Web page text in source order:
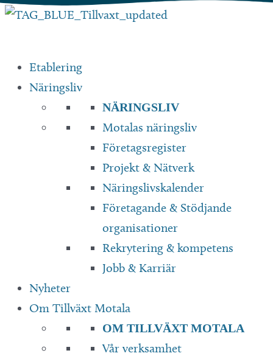
Hoppa
Etablering
Näringsliv
NÄRINGSLIV
Motalas näringsliv
Företagsregister
Projekt & Nätverk
Näringslivskalender
Företagande & Stödjande
organisationer
Rekrytering & kompetens
Jobb & Karriär
Nyheter
Om Tillväxt Motala
OM TILLVÄXT MOTALA
Vår verksamhet